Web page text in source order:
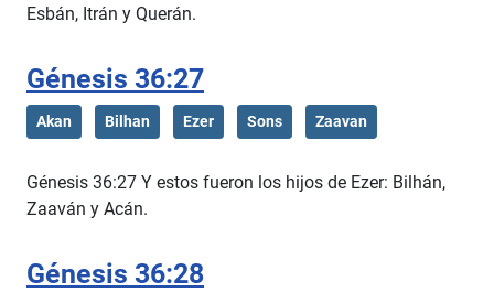
Esbán, Itrán y Querán.
Génesis 36:27
Akan Bilhan Ezer Sons Zaavan
Génesis 36:27 Y estos fueron los hijos de Ezer: Bilhán,
Zaaván y Acán.
Génesis 36:28